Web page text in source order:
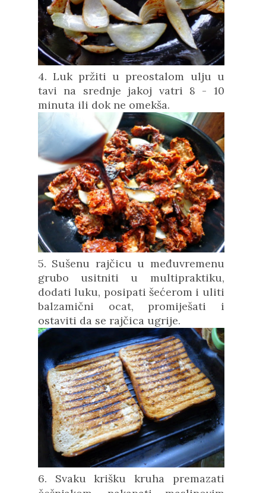
4. Luk pržiti u preostalom ulju u
tavi na srednje jakoj vatri 8 - 10
minuta ili dok ne omekša.
5. Sušenu rajčicu u međuvremenu
grubo usitniti u multipraktiku,
dodati luku, posipati šećerom i uliti
balzamični ocat, promiješati i
ostaviti da se rajčica ugrije.
6. Svaku krišku kruha premazati